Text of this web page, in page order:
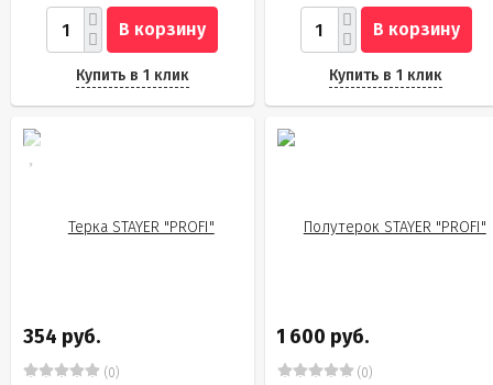
В корзину
Купить в 1 клик
В корзину
Купить в 1 клик
354 руб.
(0)
1 600 руб.
(0)